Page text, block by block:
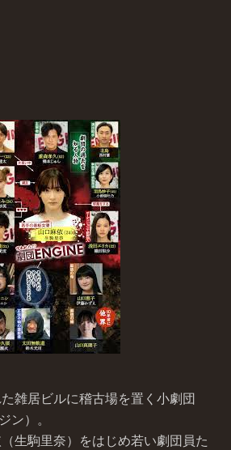
雑居ビルに稽古場を置く小劇団
ン）。
生駒里奈）をはじめ若い劇団員た